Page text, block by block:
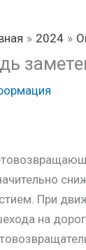
2024
При
на